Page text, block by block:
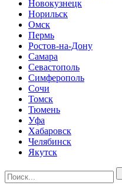
Новокузнецк
Норильск
Омск
Пермь
Ростов-на-Дону
Самара
Севастополь
Симферополь
Сочи
Томск
Тюмень
Уфа
Хабаровск
Челябинск
Якутск